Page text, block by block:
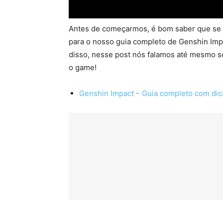
Antes de começarmos, é bom saber que
para o nosso guia completo de Genshin
disso, nesse post nós falamos até mesmo
o game!
Genshin Impact – Guia completo com